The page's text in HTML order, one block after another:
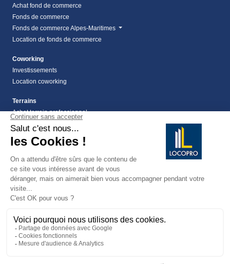
Achat fond de commerce
Fonds de commerce
Fonds de commerce Alpes-Maritimes
Location de fonds de commerce
Coworking
Investissements
Location coworking
Terrains
Achat terrain professionnel
location de terrain Alpes Maritimes (06)
Maritimes (06)
Terrains
Vente terrain Alpes maritimes (06)
vente terrains à montauroux